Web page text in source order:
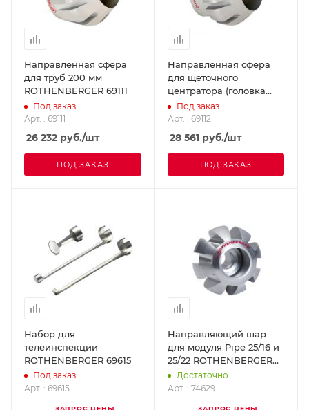
Направленная сфера
для труб 200 мм
ROTHENBERGER 69111
Под заказ
Арт. : 69111
26 232 руб./шт
ПОД ЗАКАЗ
Направленная сфера
для щеточного
центратора (головка
камеры 30 мм)
ROTHENBERGER 69112
Под заказ
Арт. : 69112
28 561руб./шт
ПОД ЗАКАЗ
Набор для
телеинспекции
ROTHENBERGER 69615
Под заказ
Арт. : 69615
ЗАПРОС ЦЕНЫ
Направляющий шар
для модуля Pipe 25/16 и
25/22 ROTHENBERGER
74629
Достаточно
Арт. : 74629
ЗАПРОС ЦЕНЫ